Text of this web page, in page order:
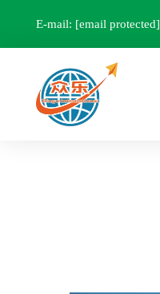
E-mail: [email protected]